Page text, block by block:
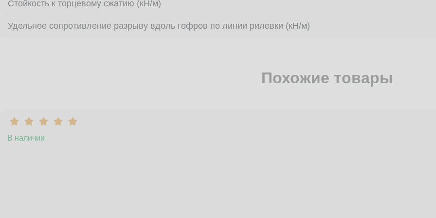
Стойкость к торцевому сжатию (кН/м)
Удельное сопротивление разрыву вдоль гофров по линии рилевки (кН/м)
Похожие товары
В наличии